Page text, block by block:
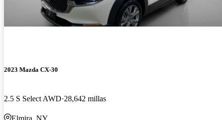
2023 Mazda CX-30
2.5 S Select AWD 28,642 millas